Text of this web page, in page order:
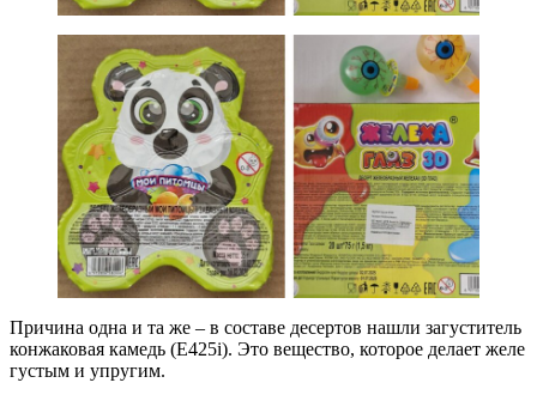
Причина одна и та же – в составе десертов нашли загуститель
конжаковая камедь (Е425i). Это вещество, которое делает желе
густым и упругим.